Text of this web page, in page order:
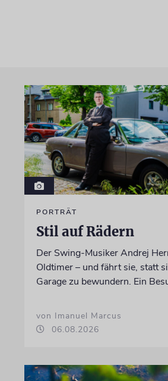
PORTRÄT
Stil auf Rädern
Der Swing-Musiker Andrej
Oldtimer – und fährt sie, statt
Garage zu bewundern. Ein
von Imanuel Marcus
06.08.2026